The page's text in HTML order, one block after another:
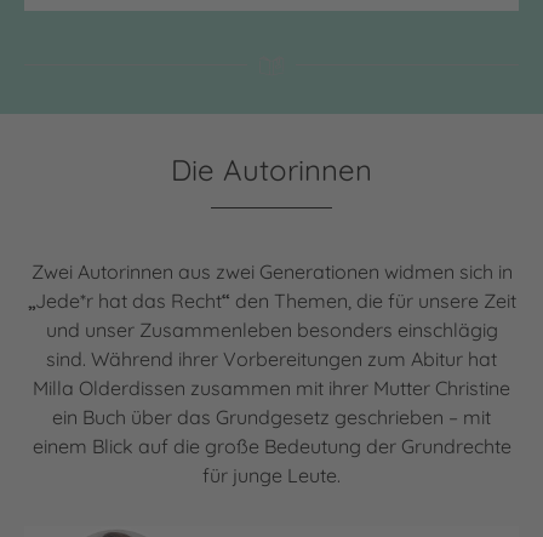
Die Autorinnen
Zwei Autorinnen aus zwei Generationen widmen sich in
„Jede*r hat das Recht“ den Themen, die für unsere Zeit
und unser Zusammenleben besonders einschlägig
sind. Während ihrer Vorbereitungen zum Abitur hat
Milla Olderdissen zusammen mit ihrer Mutter Christine
ein Buch über das Grundgesetz geschrieben – mit
einem Blick auf die große Bedeutung der Grundrechte
für junge Leute.